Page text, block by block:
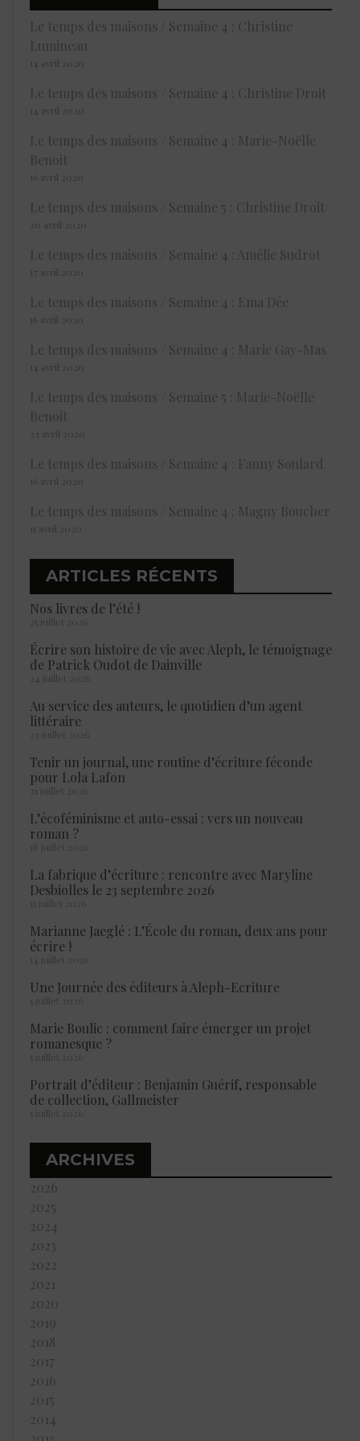
Le temps des maisons / Semaine 4 : Christine
Lumineau
14 avril 2020
Le temps des maisons / Semaine 4 : Christine Droit
14 avril 2020
Le temps des maisons / Semaine 4 : Marie-Noëlle
Benoit
16 avril 2020
Le temps des maisons / Semaine 5 : Christine Droit
20 avril 2020
Le temps des maisons / Semaine 4 : Amélie Sudrot
17 avril 2020
Le temps des maisons / Semaine 4 : Ema Dée
16 avril 2020
Le temps des maisons / Semaine 4 : Marie Gay-Mas
14 avril 2020
Le temps des maisons / Semaine 5 : Marie-Noëlle
Benoit
23 avril 2020
Le temps des maisons / Semaine 4 : Fanny Soulard
16 avril 2020
Le temps des maisons / Semaine 4 : Maguy Boucher
15 avril 2020
ARTICLES RÉCENTS
Nos livres de l’été !
25 juillet 2026
Écrire son histoire de vie avec Aleph, le témoignage
de Patrick Oudot de Dainville
24 juillet 2026
Au service des auteurs, le quotidien d’un agent
littéraire
23 juillet 2026
Tenir un journal, une routine d’écriture féconde
pour Lola Lafon
21 juillet 2026
L’écoféminisme et auto-essai : vers un nouveau
roman ?
18 juillet 2026
La fabrique d’écriture : rencontre avec Maryline
Desbiolles le 23 septembre 2026
15 juillet 2026
Marianne Jaeglé : L’École du roman, deux ans pour
écrire !
14 juillet 2026
Une Journée des éditeurs à Aleph-Ecriture
5 juillet 2026
Marie Boulic : comment faire émerger un projet
romanesque ?
5 juillet 2026
Portrait d’éditeur : Benjamin Guérif, responsable
de collection, Gallmeister
5 juillet 2026
ARCHIVES
2026
2025
2024
2023
2022
2021
2020
2019
2018
2017
2016
2015
2014